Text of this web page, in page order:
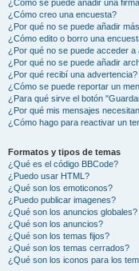
¿Cómo se puede añadir una
¿Cómo creo una encuesta?
¿Por qué no se puede añadir
¿Cómo edito o borro una
¿Por qué no se puede acceder a
¿Por qué no se puede añadir
¿Por qué recibí una advertencia?
¿Cómo se puede reportar un
¿Para qué sirve el botón
¿Por qué mis mensajes
¿Cómo hago para reactivar un
Formatos y tipos de temas
¿Qué es el código BBCode?
¿Puedo usar HTML?
¿Qué son los emoticonos?
¿Puedo publicar imagenes?
¿Qué son los anuncios globales?
¿Qué son los anuncios?
¿Qué son los temas fijos?
¿Qué son los temas cerrados?
¿Qué son los iconos para los